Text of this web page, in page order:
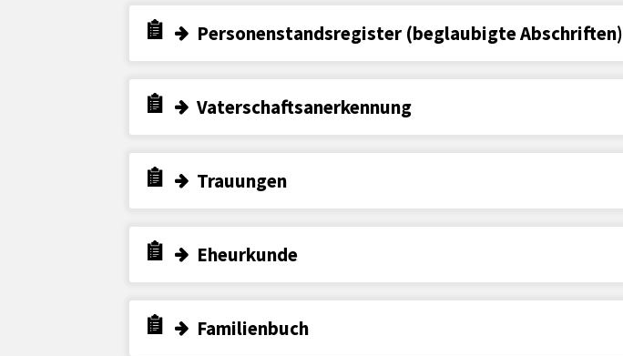
Personenstandsregister (beglaubigte Abschriften)
Vaterschaftsanerkennung
Trauungen
Eheurkunde
Familienbuch